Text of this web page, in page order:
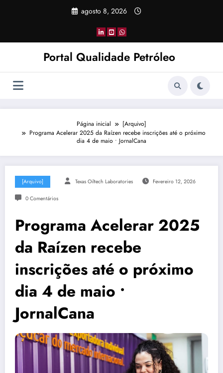
agosto 8, 2026
Portal Qualidade Petróleo
Página inicial
[Arquivo]
Programa Acelerar 2025 da Raízen recebe inscrições até o próximo
dia 4 de maio • JornalCana
[Arquivo] Texas Oiltech Laboratories Fevereiro 12, 2026
0 Comentários
Programa Acelerar 2025
da Raízen recebe
inscrições até o próximo
dia 4 de maio •
JornalCana